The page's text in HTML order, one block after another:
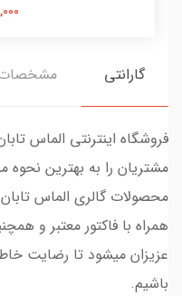
گارانتی
فروشگاه اینترنتی الماس
مشتریان را به بهترین
محصولات گالری الماس
همراه با فاکتور معتبر و
عزیزان میشود تا رضایت
باشیم.